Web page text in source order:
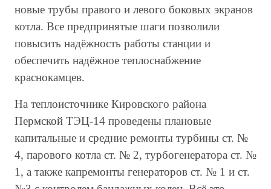
новые трубы правого и левого боковых экранов
котла. Все предпринятые шаги позволили
повысить надёжность работы станции и
обеспечить надёжное теплоснабжение
краснокамцев.
На теплоисточнике Кировского района
Пермской ТЭЦ-14 проведены плановые
капитальные и средние ремонты турбины ст. №
4, парового котла ст. № 2, турбогенератора ст. №
1, а также капремонты генераторов ст. № 1 и ст.